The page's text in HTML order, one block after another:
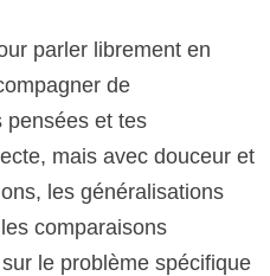
parler librement en
de
pensées et tes
mais avec douceur et
les généralisations
comparaisons
le problème spécifique